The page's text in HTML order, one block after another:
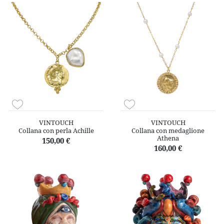
VINTOUCH
Collana con perla Achille
150,00 €
VINTOUCH
Collana con medaglione
Athena
160,00 €